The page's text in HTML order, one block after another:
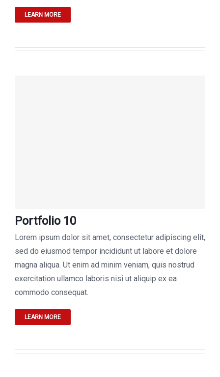
LEARN MORE
Portfolio 10
Lorem ipsum dolor sit amet, consectetur adipiscing elit,
sed do eiusmod tempor incididunt ut labore et dolore
magna aliqua. Ut enim ad minim veniam, quis nostrud
exercitation ullamco laboris nisi ut aliquip ex ea
commodo consequat.
LEARN MORE